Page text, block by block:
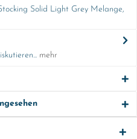
Solid Light Grey Melange,
mehr